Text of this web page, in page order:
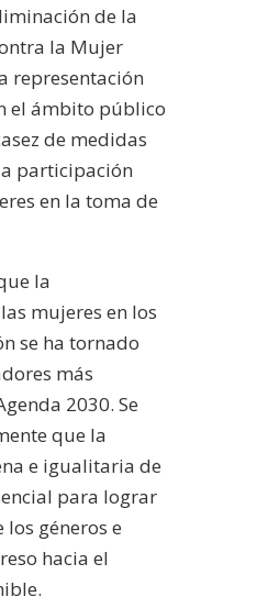
de la
la Mujer
representación
el ámbito público
de medidas
participación
en la toma de
la
mujeres en los
se ha tornado
más
2030. Se
que la
e igualitaria de
para lograr
géneros e
hacia el